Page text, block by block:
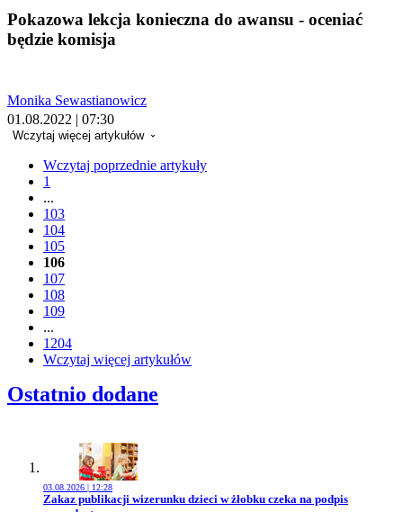
Pokazowa lekcja konieczna do awansu - oceniać
będzie komisja
Monika Sewastianowicz
01.08.2022 | 07:30
Wczytaj więcej artykułów
Wczytaj poprzednie artykuły
1
...
103
104
105
106
107
108
109
...
1204
Wczytaj więcej artykułów
Ostatnio dodane
03.08.2026 | 12:28
Przejdź do artykułu:
Zakaz publikacji wizerunku dzieci w żłobku czeka na podpis